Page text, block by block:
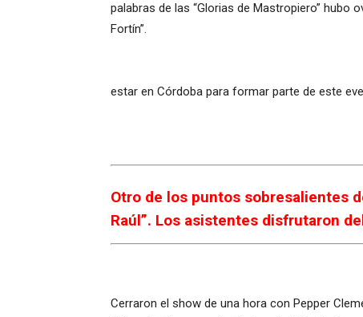
palabras de las “Glorias de Mastropiero” hubo
Fortín”.
estar en Córdoba para formar parte de este
Otro de los puntos sobresalientes
Raúl”. Los asistentes disfrutaron
Cerraron el show de una hora con Pepper